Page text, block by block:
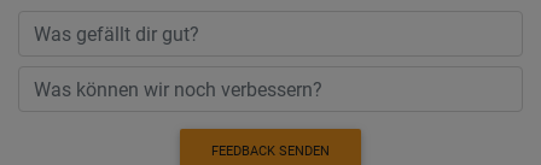
FEEDBACK SENDEN